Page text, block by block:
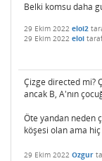
Belki komsu daha
29 Ekim 2022 eloi2
29 Ekim 2022 eloi
Çizge directed mi?
ancak B, A'nın
Öte yandan neden
köşesi olan ama
29 Ekim 2022 Ozgur